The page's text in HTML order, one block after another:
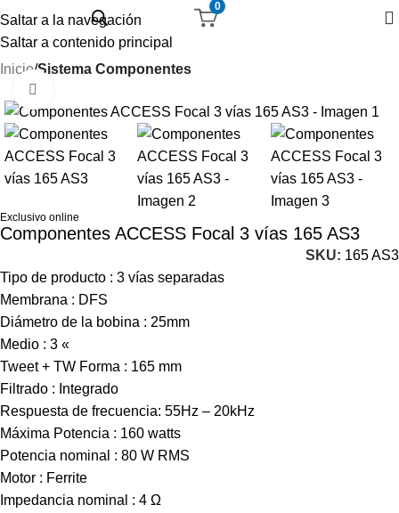
Saltar a la navegación
Saltar a contenido principal
0
Inicio Sistema Componentes
Exclusivo online
Componentes ACCESS Focal 3 vías 165 AS3
SKU: 165 AS3
Tipo de producto : 3 vías separadas
Membrana : DFS
Diámetro de la bobina : 25mm
Medio : 3 «
Tweet + TW Forma : 165 mm
Filtrado : Integrado
Respuesta de frecuencia: 55Hz – 20kHz
Máxima Potencia : 160 watts
Potencia nominal : 80 W RMS
Motor : Ferrite
Impedancia nominal : 4 Ω